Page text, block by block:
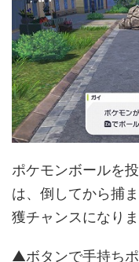
ポケモンボールを
は、倒してから捕
獲チャンスになりま
▲ボタンで手持ちポ